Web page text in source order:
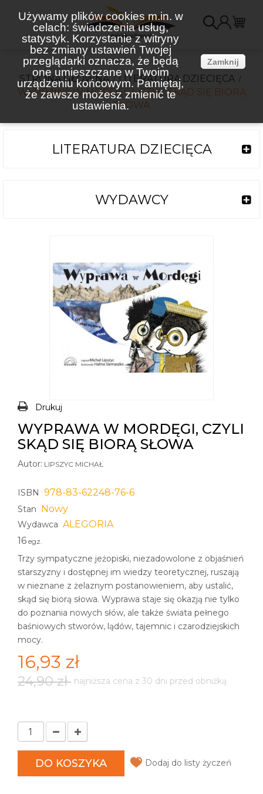
Używamy plików cookies m.in. w
celach: świadczenia usług,
statystyk. Korzystanie z witryny
bez zmiany ustawień Twojej
przeglądarki oznacza, że będą
one umieszczane w Twoim
urządzeniu końcowym. Pamiętaj,
że zawsze możesz zmienić te
ustawienia.
Zamknij
STRONA GŁÓWNA
LITERATURA DZIECIĘCA
WYPRAWA W MORDĘGI, CZYLI SKĄD SIĘ BIORĄ
SŁOWA
LITERATURA DZIECIĘCA
WYDAWCY
Drukuj
WYPRAWA W MORDĘGI, CZYLI
SKĄD SIĘ BIORĄ SŁOWA
Autor: LIPSZYC MICHAŁ
ISBN 978-83-62248-76-6
Stan Nowy
Wydawca ALEGORIA
16 egz.
Trzy sympatyczne jeżopiski, niezadowolone z objaśnień
starszyzny i dostępnej im wiedzy teoretycznej, ruszają
w nieznane z żelaznym postanowieniem, aby ustalić,
skąd się biorą słowa. Wyprawa staje się okazją nie tylko
do poznania nowych słów, ale także świata pełnego
baśniowych stworów, lądów, tajemnic i czarodziejskich
mocy.
16,93 zł
24,90 zł najniższa cena z 30 dni przed obniżką
DO KOSZYKA Dodaj do listy życzeń